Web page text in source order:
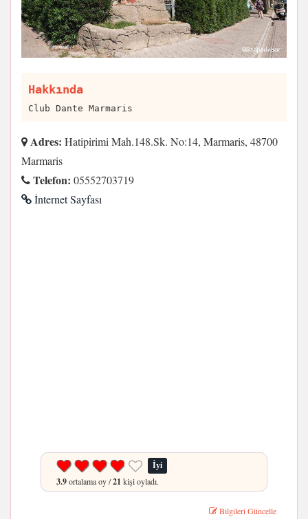
Hakkında
Club Dante Marmaris
Adres: Hatipirimi Mah.148.Sk. No:14, Marmaris, 48700
Marmaris
Telefon: 05552703719
İnternet Sayfası
İyi
3.9ortalama oy /21 kişi oyladı.
Bilgileri Güncelle